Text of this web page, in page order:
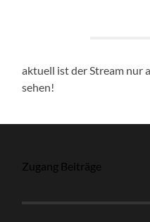
aktuell ist der Stream nur
sehen!
Zugang Beiträge